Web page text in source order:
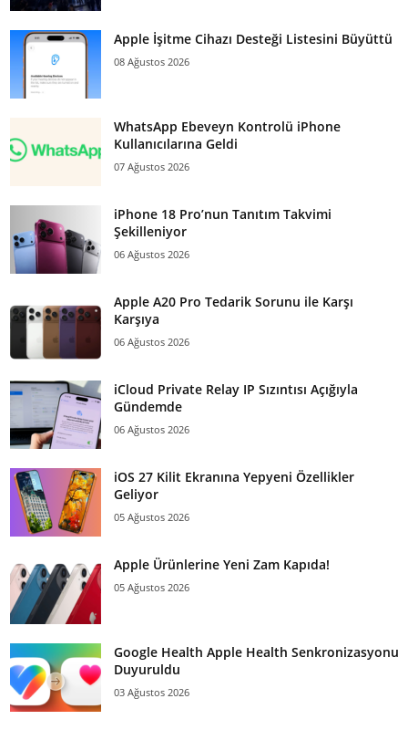
Apple İşitme Cihazı Desteği Listesini Büyüttü
08 Ağustos 2026
WhatsApp Ebeveyn Kontrolü iPhone
Kullanıcılarına Geldi
07 Ağustos 2026
iPhone 18 Pro’nun Tanıtım Takvimi
Şekilleniyor
06 Ağustos 2026
Apple A20 Pro Tedarik Sorunu ile Karşı
Karşıya
06 Ağustos 2026
iCloud Private Relay IP Sızıntısı Açığıyla
Gündemde
06 Ağustos 2026
iOS 27 Kilit Ekranına Yepyeni Özellikler
Geliyor
05 Ağustos 2026
Apple Ürünlerine Yeni Zam Kapıda!
05 Ağustos 2026
Google Health Apple Health Senkronizasyonu
Duyuruldu
03 Ağustos 2026